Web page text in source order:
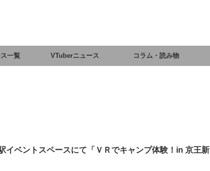
一覧 VTuberニュース コラム・読み物
イベントスペースにて「ＶＲでキャンプ体験！in 京王新